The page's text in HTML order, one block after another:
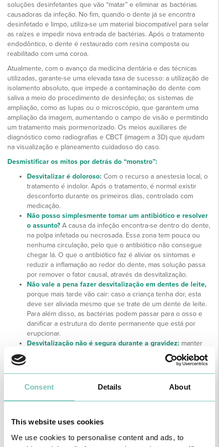
Consent Details About
This website uses cookies
We use cookies to personalise content and ads, to
soluções desinfetantes que vão “matar” e eliminar as bactérias
causadoras da infeção. No fim, quando o dente já se encontra
desinfetado e limpo, utiliza-se um material biocompatível para selar
as raízes e impedir nova entrada de bactérias. Após o tratamento
endodôntico, o dente é restaurado com resina composta ou
reabilitado com uma coroa.
Atualmente, com o avanço da medicina dentária e das técnicas
utilizadas, garante-se uma elevada taxa de sucesso: a utilização de
isolamento absoluto, que impede a contaminação do dente com
saliva a meio do procedimento de desinfeção; os sistemas de
ampliação, como as lupas ou o microscópio, que garantem uma
ampliação da imagem, aumentando o campo de visão e permitindo
um tratamento mais pormenorizado. Os meios auxiliares de
diagnóstico como radiografias e CBCT (imagem a 3D) que ajudam
na visualização e planeamento cuidadoso do caso.
Desmistificar os mitos por detrás do “monstro”:
Desvitalizar é doloroso: Com o recurso a anestesia local, o
tratamento é indolor. Após o tratamento, é normal existir
desconforto durante os primeiros dias, controlado com
medicação.
Não posso simplesmente tomar um antibiótico e resolver
o assunto? A causa da infeção encontra-se dentro do dente,
na polpa infetada ou necrosada. Essa zona tem pouca ou
nenhuma circulação, pelo que o antibiótico não consegue
chegar lá. O que o antibiótico faz é aliviar os sintomas e
reduzir a inflamação ao redor do dente, mas solução passa
por remover o fator causal, através da desvitalização.
Não vale a pena fazer desvitalização em dentes de leite,
porque mais tarde vão cair: caso a criança tenha dor, esta
deve ser aliviada mesmo que se trate de um dente de leite.
Para além disso, as bactérias podem passar para o osso e
danificar a estrutura do dente permanente que está por
erupcionar.
Desvitalização não é segura durante a gravidez: manter
tecido infetado no corpo pode prejudicar a saúde da mãe e
do feto, pelo que o tratamento endodôntico é recomendável,
apenas com alguns cuidados extra (na realização de
radiografias e administração de fármacos e medicamentos).
O dente parte porque foi desvitalizado:
quando um dente
desvitalizado parte, isto não se deve ao tratamento
apresentava antes do tratamento (cárie de elevadas
destruídos recomenda-se a colocação de coroa após